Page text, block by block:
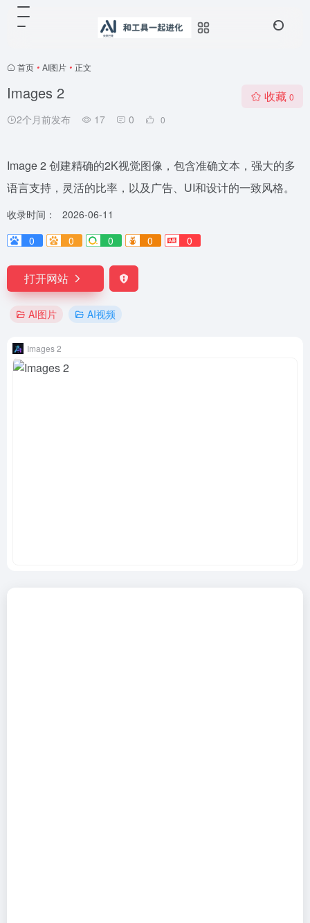
首页 • AI图片 • 正文
Images 2
2个月前发布 17 0 0
收藏 0
Image 2 创建精确的2K视觉图像，包含准确文本，强大的多
语言支持，灵活的比率，以及广告、UI和设计的一致风格。
收录时间：
2026-06-11
0
0 0 0 0
打开网站
AI图片 AI视频
Images 2